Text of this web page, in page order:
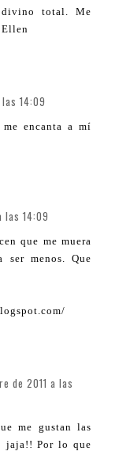
total. Me
Ellen
14:09
encanta a mí
las 14:09
que me muera
menos. Que
de 2011 a las
me gustan las
jaja!! Por lo que